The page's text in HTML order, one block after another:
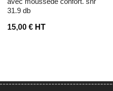
31.9 db
15,00 €HT